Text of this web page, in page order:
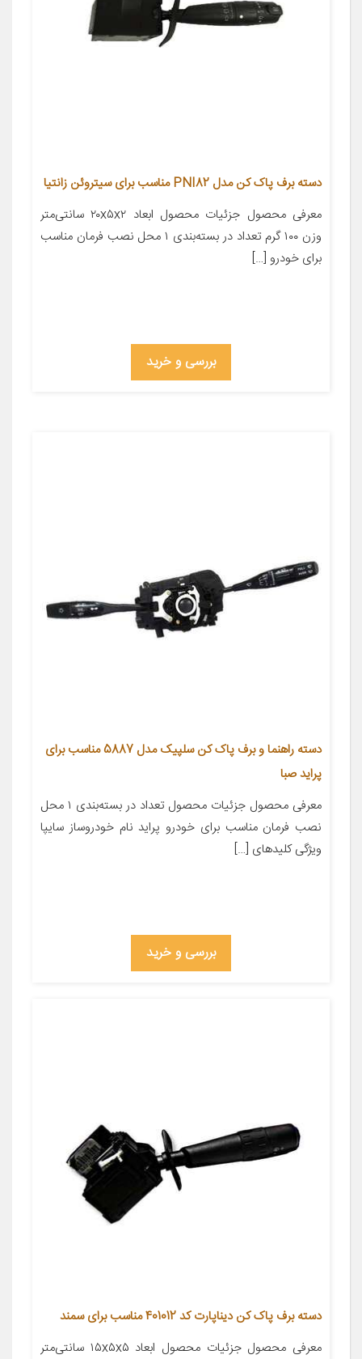
دسته برف پاک کن مدل PNI82 مناسب برای سیتروئن زانتیا
معرفی محصول جزئیات محصول ابعاد ۲۰x۵x۲ سانتی‌متر
وزن ۱۰۰ گرم تعداد در بسته‌بندی ۱ محل نصب فرمان مناسب
برای خودرو […]
بررسی و خرید
دسته راهنما و برف پاک کن سلپیک مدل 5887 مناسب برای
پراید صبا
معرفی محصول جزئیات محصول تعداد در بسته‌بندی ۱ محل
نصب فرمان مناسب برای خودرو پراید نام خودروساز سایپا
ویژگی کلیدهای […]
بررسی و خرید
دسته برف پاک کن دیناپارت کد 401012 مناسب برای سمند
معرفی محصول جزئیات محصول ابعاد ۱۵x۵x۵ سانتی‌متر